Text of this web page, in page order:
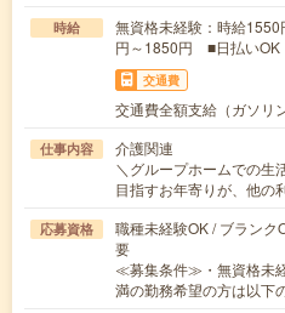
時給
無資格未経験：時給
円～1850円 ■日払いOK
交通費
交通費全額支給（ガソリ
仕事内容
介護関連
＼グループホームでの生
目指すお年寄りが、他
応募資格
職種未経験OK / ブランク
要
≪募集条件≫・無資格未
満の勤務希望の方は以下